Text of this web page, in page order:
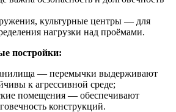
культурные центры — для
нагрузки над проёмами.
постройки:
— перемычки выдерживают
к агрессивной среде;
помещения — обеспечивают
конструкций.